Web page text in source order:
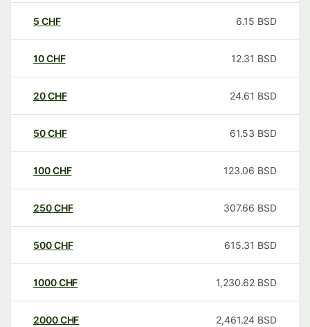
5 CHF 6.15 BSD
10CHF 12.31 BSD
20CHF 24.61 BSD
50CHF 61.53 BSD
100CHF 123.06 BSD
250CHF 307.66 BSD
500CHF 615.31 BSD
1000CHF 1,230.62 BSD
2000CHF 2,461.24 BSD